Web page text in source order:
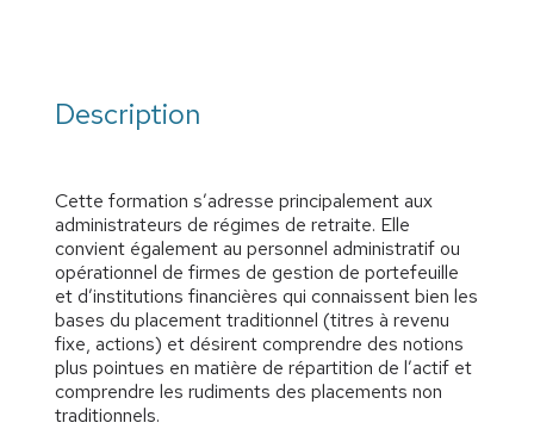
Description
Cette formation s’adresse principalement aux
administrateurs de régimes de retraite. Elle
convient également au personnel administratif ou
opérationnel de firmes de gestion de portefeuille
et d’institutions financières qui connaissent bien les
bases du placement traditionnel (titres à revenu
fixe, actions) et désirent comprendre des notions
plus pointues en matière de répartition de l’actif et
comprendre les rudiments des placements non
traditionnels.